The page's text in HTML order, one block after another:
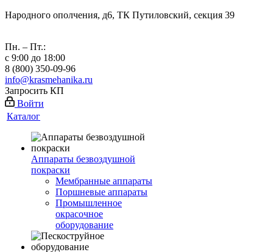
Народного ополчения, д6, ТК Путиловский, секция 39
Пн. – Пт.:
с 9:00 до 18:00
8 (800) 350-09-96
info@krasmehanika.ru
Запросить КП
Войти
Каталог
Аппараты безвоздушной
покраски
Мембранные аппараты
Поршневые аппараты
Промышленное
окрасочное
оборудование